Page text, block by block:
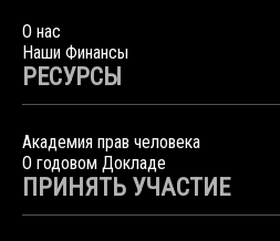
О нас
Наши Финансы
РЕСУРСЫ
Академия прав человека
О годовом Докладе
ПРИНЯТЬ УЧАСТИЕ